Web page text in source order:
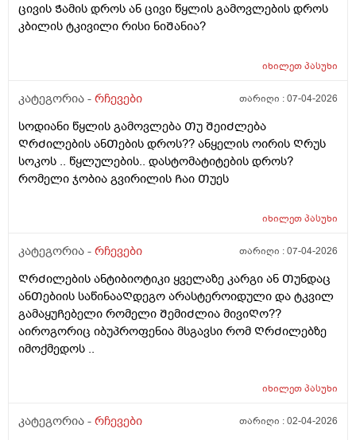
პასუხი, ვიდრე ექიმთან მივალ. ისიც არ ვიცი რა
მიმართულების ექიმს უნდა მივაკითხო.
ცივის Ჭამის დროს ან ცივი წყლის გამოვლების დროს
კბილის ტკივილი რისი ნიᲨანია?
იხილეთპასუხი
კატეგორია - რჩევები თარიღი :07-04-2026
სოდიანი წყლის გამოვლება Თუ ᲨეიᲫლება
ᲦრᲫილების ანᲗების დროს?? ანყელის ოირის Ღრუს
სოკოს .. წყლულების.. დასტომატიტების დროს?
რომელი ჯობია გვირილის Ჩაი Თუეს
იხილეთპასუხი
კატეგორია - რჩევები თარიღი :07-04-2026
ᲦრᲫილების ანტიბიოტიკი ყველაზე კარგი ან Თუნდაც
ანᲗებიის საწინააᲦდეგო არასტეროიდული და ტკვილ
გამაყუᲩებელი რომელი ᲨემიᲫლია მივიᲦო??
აიროგორიც იბუპროფენია მსგავსი რომ ᲦრᲫილებზე
იმოქმედოს ..
იხილეთპასუხი
კატეგორია - რჩევები თარიღი :02-04-2026